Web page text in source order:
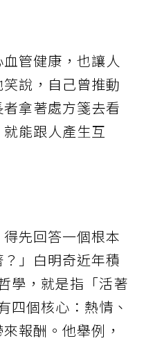
血管健康，也讓人
說，自己曾推動
者拿著處方箋去看
能跟人產生互
先回答一個根本
」白明奇近年積
學，就是指「活著
四個核心：熱情、
報酬。他舉例，